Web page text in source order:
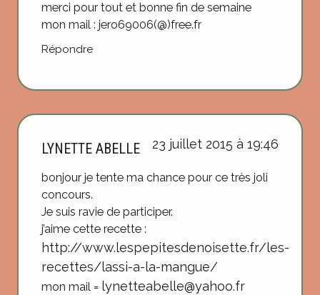
merci pour tout et bonne fin de semaine
mon mail : jero69006(@)free.fr
Répondre
LYNETTE ABELLE 23 juillet 2015 à 19:46
bonjour je tente ma chance pour ce très joli
concours.
Je suis ravie de participer.
j’aime cette recette :
http://www.lespepitesdenoisette.fr/les-
recettes/lassi-a-la-mangue/
mon mail = lynetteabelle@yahoo.fr